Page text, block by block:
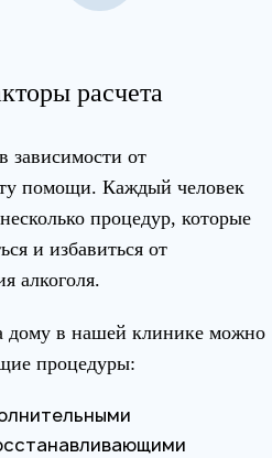
расчета
зависимости от
помощи. Каждый человек
процедур, которые
и избавиться от
алкоголя.
дому в нашей клинике можно
процедуры: